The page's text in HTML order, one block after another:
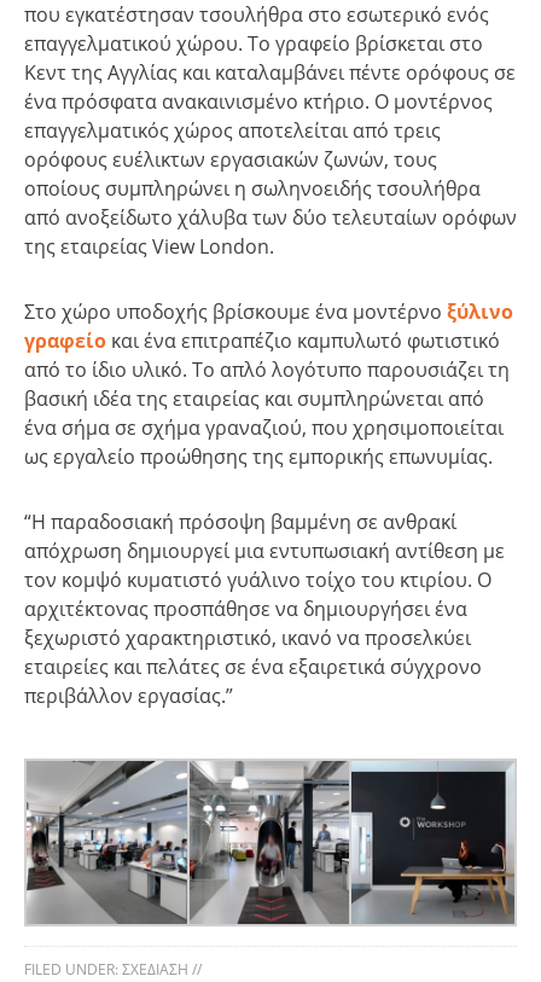
που εγκατέστησαν τσουλήθρα στο εσωτερικό ενός
επαγγελματικού χώρου. Το γραφείο βρίσκεται στο
Κεντ της Αγγλίας και καταλαμβάνει πέντε ορόφους σε
ένα πρόσφατα ανακαινισμένο κτήριο. Ο μοντέρνος
επαγγελματικός χώρος αποτελείται από τρεις
ορόφους ευέλικτων εργασιακών ζωνών, τους
οποίους συμπληρώνει η σωληνοειδής τσουλήθρα
από ανοξείδωτο χάλυβα των δύο τελευταίων ορόφων
της εταιρείας View London.
Στο χώρο υποδοχής βρίσκουμε ένα μοντέρνο ξύλινο
γραφείο και ένα επιτραπέζιο καμπυλωτό φωτιστικό
από το ίδιο υλικό. Το απλό λογότυπο παρουσιάζει τη
βασική ιδέα της εταιρείας και συμπληρώνεται από
ένα σήμα σε σχήμα γραναζιού, που χρησιμοποιείται
ως εργαλείο προώθησης της εμπορικής επωνυμίας.
“Η παραδοσιακή πρόσοψη βαμμένη σε ανθρακί
απόχρωση δημιουργεί μια εντυπωσιακή αντίθεση με
τον κομψό κυματιστό γυάλινο τοίχο του κτιρίου. Ο
αρχιτέκτονας προσπάθησε να δημιουργήσει ένα
ξεχωριστό χαρακτηριστικό, ικανό να προσελκύει
εταιρείες και πελάτες σε ένα εξαιρετικά σύγχρονο
περιβάλλον εργασίας.”
FILED UNDER: ΣΧΕΔΊΑΣΗ //